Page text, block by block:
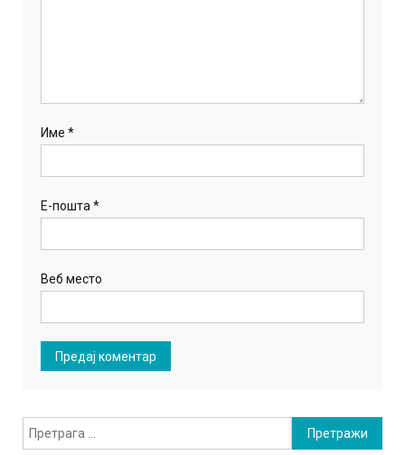
Име*
Е-пошта*
Веб место
Претрага
за: